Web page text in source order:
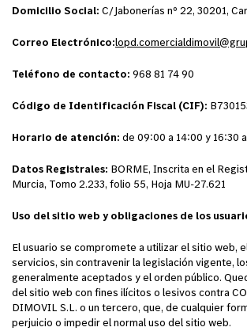
Domicilio Social: C/Jabonerías nº 22, 30201,
Correo Electrónico:
Teléfono de contacto: 968 81 74 90
Código de Identificación Fiscal (CIF):
Horario de atención: de 09:00 a 14:00 y 16:30
Datos Registrales: BORME, Inscrita en el
Murcia, Tomo 2.233, folio 55, Hoja MU-27.621
Uso del sitio web y obligaciones de los
El usuario se compromete a utilizar el sitio web,
servicios, sin contravenir la legislación vigente,
generalmente aceptados y el orden público.
del sitio web con fines ilícitos o lesivos contra
DIMOVIL S.L. o un tercero, que, de cualquier
perjuicio o impedir el normal uso del sitio web.